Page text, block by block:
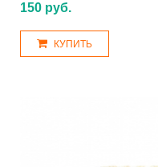
150 руб.
КУПИТЬ